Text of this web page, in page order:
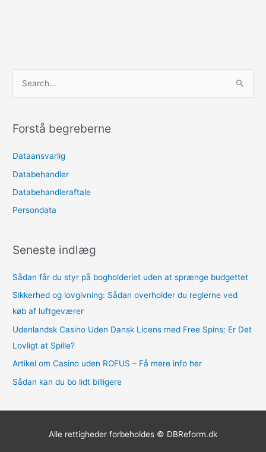
e
t
e
r
Forstå begreberne
Dataansvarlig
Databehandler
Databehandleraftale
Persondata
Seneste indlæg
Sådan får du styr på bogholderiet uden at sprænge budgettet
Sikkerhed og lovgivning: Sådan overholder du reglerne ved
køb af luftgeværer
Udenlandsk Casino Uden Dansk Licens med Free Spins: Er Det
Lovligt at Spille?
Artikel om Casino uden ROFUS – Få mere info her
Sådan kan du bo lidt billigere
Alle rettigheder forbeholdes © DBReform.dk